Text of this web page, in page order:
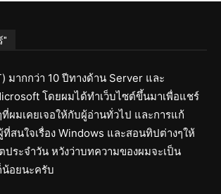
"
มากกว่า 10 ปีทางด้าน Server และ
โดยผมได้ทำเว็บไซต์ขึ้นมาเพื่อแชร์
ผมเคยเจอให้กับผู้อ่านทั่วไป และการแก้
สนใจเรื่อง Windows และสอนทิปต่างๆให้
ประจำวัน หวังว่าบทความของผมจะเป็น
อยนะครับ